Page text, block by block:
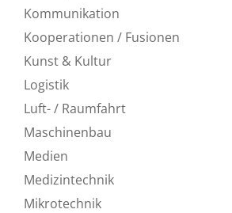
Kommunikation
Kooperationen / Fusionen
Kunst & Kultur
Logistik
Luft- / Raumfahrt
Maschinenbau
Medien
Medizintechnik
Mikrotechnik